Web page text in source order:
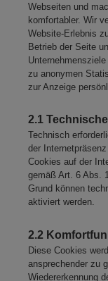
Webseiten und
komfortabler. Wir
Website-Erlebnis
Betrieb der Seite
zu anonymen
zur Anzeige
2.1
Technisch
der
Cookies auf der
gemäß Art. 6 Abs.
Grund können
aktiviert werden.
2.2
Diese Cookies
ansprechender zu
Wiedererkennung